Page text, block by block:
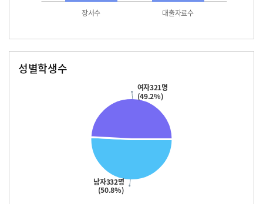
장서수 대출자료수
성별학생수
남자332명
(50.8%)
여자321명
(49.2%)